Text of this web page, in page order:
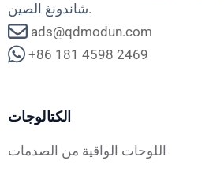
شاندونغ الصين.
ads@qdmodun.com
+86 181 4598 2469
الكتالوجات
اللوحات الواقية من الصدمات